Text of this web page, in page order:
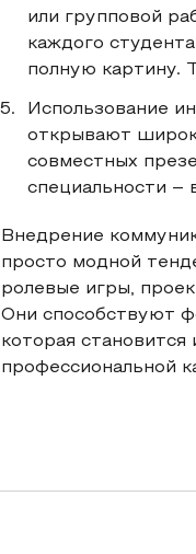
или групповой
каждого
полную картину.
Использование
открывают
совместных
специальности –
Внедрение
просто модной
ролевые игры,
Они способствуют
которая
профессиональной